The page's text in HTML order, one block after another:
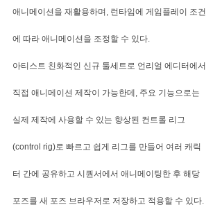
애니메이션을 재활용하며, 런타임에 게임플레이 조건
에 따라 애니메이션을 조정할 수 있다.
아티스트 친화적인 신규 툴세트로 언리얼 에디터에서
직접 애니메이션 제작이 가능한데, 주요 기능으로는
실제 제작에 사용할 수 있는 향상된 컨트롤 리그
(control rig)로 빠르고 쉽게 리그를 만들어 여러 캐릭
터 간에 공유하고 시퀀서에서 애니메이팅한 후 해당
포즈를 새 포즈 브라우저로 저장하고 적용할 수 있다.